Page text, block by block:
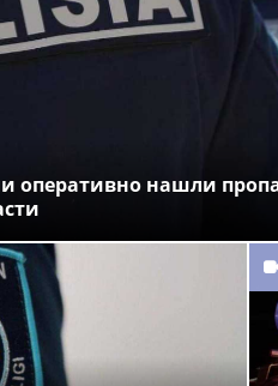
оперативно нашли